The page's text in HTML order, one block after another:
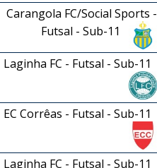
Carangola FC/Social Sports -
Futsal - Sub-11
Laginha FC - Futsal - Sub-11
EC Corrêas - Futsal - Sub-11
Laginha FC - Futsal - Sub-11